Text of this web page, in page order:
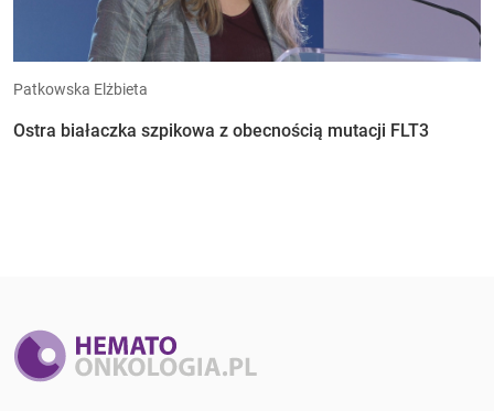
Patkowska Elżbieta
Ostra białaczka szpikowa z obecnością mutacji FLT3